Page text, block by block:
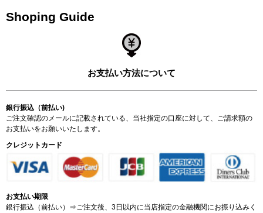
Shoping Guide
お支払い方法について
銀行振込（前払い)
ご注文確認のメールに記載されている、当社指定の口座に対して、ご請求額の
お支払いをお願いいたします。
クレジットカード
お支払い期限
銀行振込（前払い）⇒ご注文後、3日以内に当店指定の金融機関にお振り込みく